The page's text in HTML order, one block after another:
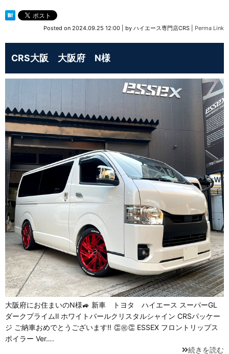
Posted on 2024.09.25 12:00 by ハイエース専門店CRS Perma Link
CRS大阪 大阪府 N様
大阪府にお住まいのN様🚙 新車 トヨタ ハイエース スーパーGL
ダークプライムⅡ ホワイトパールクリスタルシャイン CRSパッケー
ジ ご納車おめでとうございます‼ 👏㊗👏 ESSEX フロントリップス
ポイラー Ver….
続きを読む